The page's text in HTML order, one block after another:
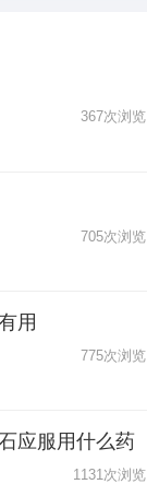
367次浏览
705次浏览
用
775次浏览
应服用什么药
1131次浏览